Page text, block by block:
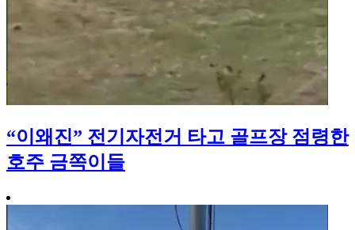
“이왜진” 전기자전거 타고 골프장 점령한
호주 금쪽이들